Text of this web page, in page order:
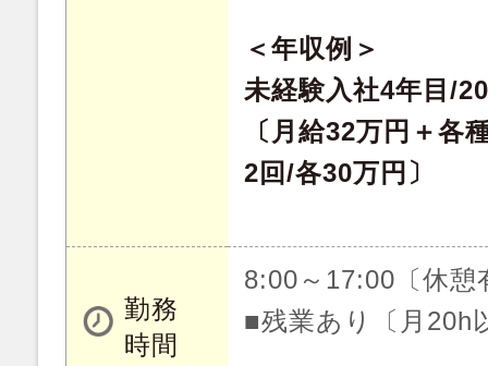
＜年収例＞
未経験入社4年目/
〔月給32万円＋各
2回/各30万円〕
勤務
時間
8:00～17:00〔休憩
■残業あり〔月20h